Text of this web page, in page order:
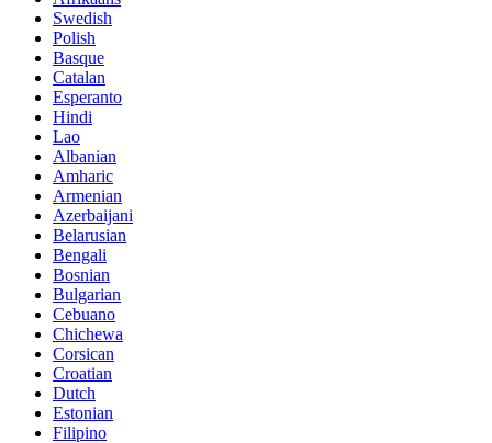
Swedish
Polish
Basque
Catalan
Esperanto
Hindi
Lao
Albanian
Amharic
Armenian
Azerbaijani
Belarusian
Bengali
Bosnian
Bulgarian
Cebuano
Chichewa
Corsican
Croatian
Dutch
Estonian
Filipino